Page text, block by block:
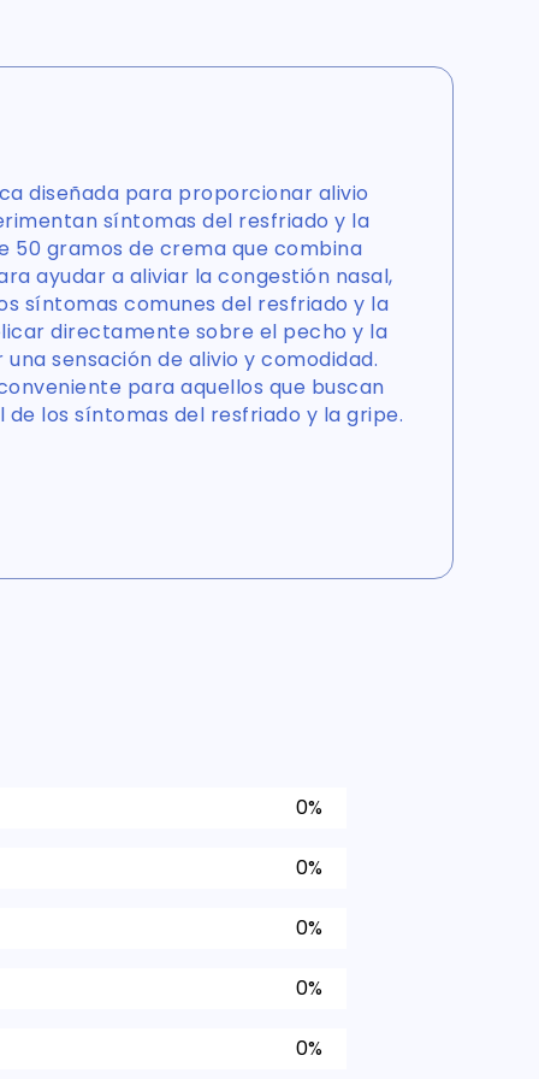
diseñada para proporcionar alivio
síntomas del resfriado y la
50 gramos de crema que combina
ayudar a aliviar la congestión nasal,
síntomas comunes del resfriado y la
directamente sobre el pecho y la
sensación de alivio y comodidad.
para aquellos que buscan
los síntomas del resfriado y la gripe.
0%
0%
0%
0%
0%